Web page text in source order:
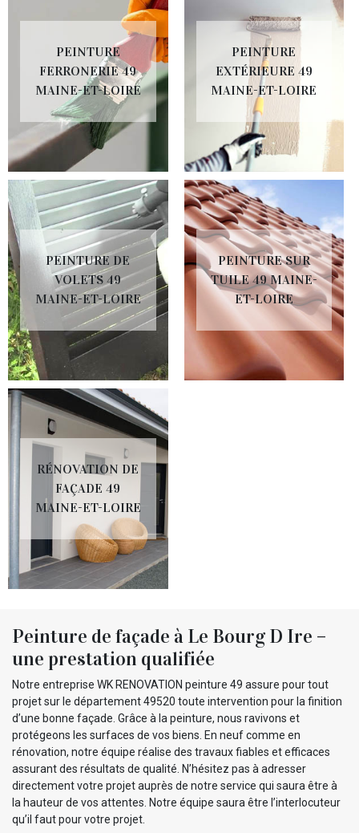
PEINTURE
FERRONERIE 49
MAINE-ET-LOIRE
PEINTURE
EXTÉRIEURE 49
MAINE-ET-LOIRE
PEINTURE DE
VOLETS 49
MAINE-ET-LOIRE
PEINTURE SUR
TUILE 49 MAINE-
ET-LOIRE
RÉNOVATION DE
FAÇADE 49
MAINE-ET-LOIRE
Peinture de façade à Le Bourg D Ire –
une prestation qualifiée
Notre entreprise WK RENOVATION peinture 49 assure pour tout
projet sur le département 49520 toute intervention pour la finition
d’une bonne façade. Grâce à la peinture, nous ravivons et
protégeons les surfaces de vos biens. En neuf comme en
rénovation, notre équipe réalise des travaux fiables et efficaces
assurant des résultats de qualité. N’hésitez pas à adresser
directement votre projet auprès de notre service qui saura être à
la hauteur de vos attentes. Notre équipe saura être l’interlocuteur
qu’il faut pour votre projet.